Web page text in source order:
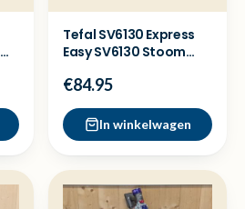
Tefal SV6130 Express
Easy SV6130 Stoom
€84.95
In winkelwagen